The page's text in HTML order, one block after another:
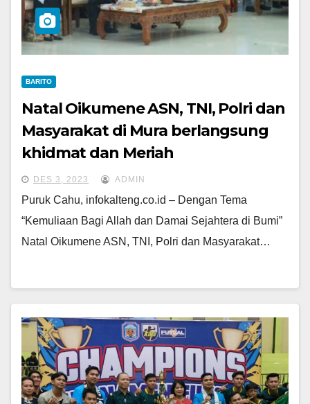
BARITO
Natal Oikumene ASN, TNI, Polri dan
Masyarakat di Mura berlangsung
khidmat dan Meriah
DES 3, 2023 ADMIN
Puruk Cahu, infokalteng.co.id – Dengan Tema
“Kemuliaan Bagi Allah dan Damai Sejahtera di Bumi”
Natal Oikumene ASN, TNI, Polri dan Masyarakat…